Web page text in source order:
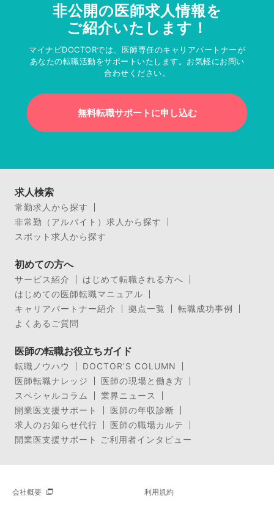
非公開の医師求人情報を
ご紹介いたします！
マイナビDOCTORでは、医師専任のキャリアパートナーが
あなたの転職活動をサポートいたします。お気軽にお問い
合わせください。
無料転職サポートに申し込む
求人検索
常勤求人から探す
非常勤（アルバイト）求人から探す
スポット求人から探す
初めての方へ
サービス紹介
はじめて転職される方へ
はじめての医師転職マニュアル
キャリアパートナー紹介
拠点一覧
転職成功事例
よくあるご質問
医師の転職お役立ちガイド
転職ノウハウ
DOCTOR’S COLUMN
医師転職ナレッジ
医師の現場と働き方
スペシャルコラム
業界ニュース
開業医支援サポート
医師の年収診断
求人のお知らせ代行
医師の職場カルテ
開業医支援サポート ご利用者インタビュー
会社概要 利用規約